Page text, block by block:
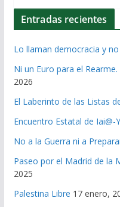
Entradas recientes
Lo llaman democracia y
Ni un Euro para el
2026
El Laberinto de las Listas
Encuentro Estatal de Iai@-
No a la Guerra ni a
Paseo por el Madrid de la
2025
Palestina Libre 17 enero,